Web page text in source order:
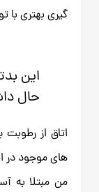
گیری بهتری با
این
حال
اتاق از
های موجود در
من مبتلا به